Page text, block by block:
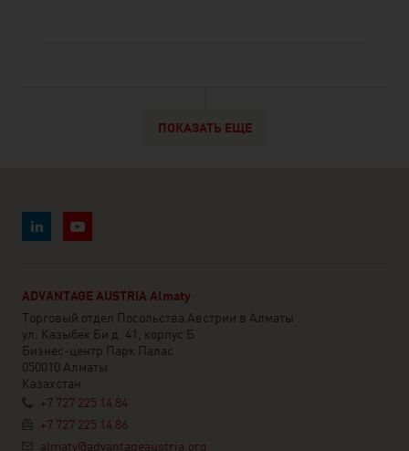
ПОКАЗАТЬ ЕЩЕ
ADVANTAGE AUSTRIA Almaty
Торговый отдел Посольства Австрии в Алматы
ул. Казыбек Би д. 41, корпус Б
Бизнес-центр Парк Палас
050010 Алматы
Казахстан
+7 727 225 14 84
+7 727 225 14 86
almaty@advantageaustria.org